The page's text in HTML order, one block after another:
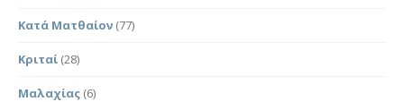
Κατά Ματθαίον (77)
Κριταί (28)
Μαλαχίας (6)